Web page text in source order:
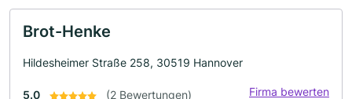
Brot-Henke
Hildesheimer Straße 258, 30519 Hannover
5.0 (2 Bewertungen) Firma bewerten